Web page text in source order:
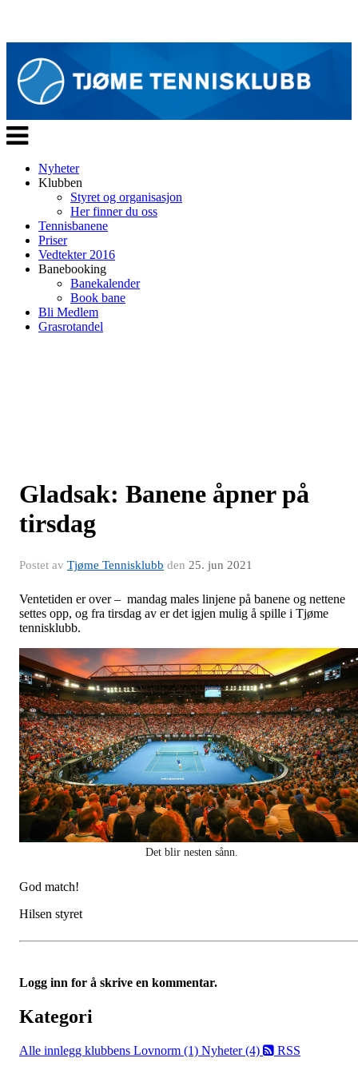
Veksle
navigasjon
Nyheter
Klubben
Styret og organisasjon
Her finner du oss
Tennisbanene
Priser
Vedtekter 2016
Banebooking
Banekalender
Book bane
Bli Medlem
Grasrotandel
Gladsak: Banene åpner på
tirsdag
Postet av Tjøme Tennisklubb den 25. jun 2021
Ventetiden er over – mandag males linjene på banene og nettene
settes opp, og fra tirsdag av er det igjen mulig å spille i Tjøme
tennisklubb.
Det blir nesten sånn.
God match!
Hilsen styret
Logg inn for å skrive en kommentar.
Kategori
Alle innlegg klubbens Lovnorm (1) Nyheter (4) RSS